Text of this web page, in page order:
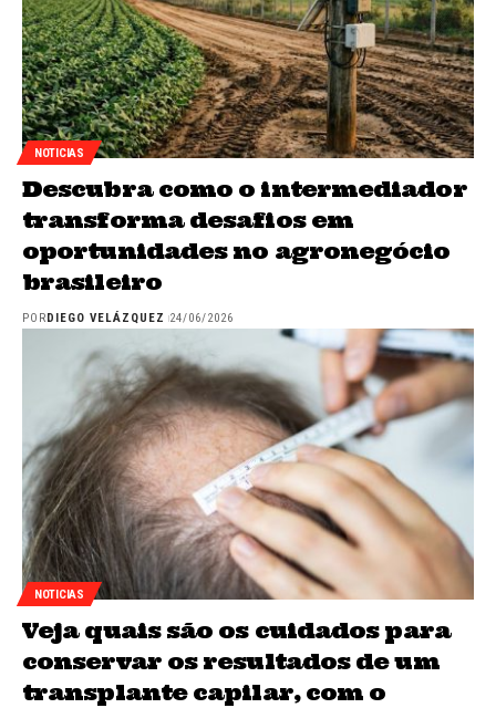
NOTICIAS
Descubra como o intermediador
transforma desafios em
oportunidades no agronegócio
brasileiro
POR DIEGO VELÁZQUEZ 24/06/2026
NOTICIAS
Veja quais são os cuidados para
conservar os resultados de um
transplante capilar, com o